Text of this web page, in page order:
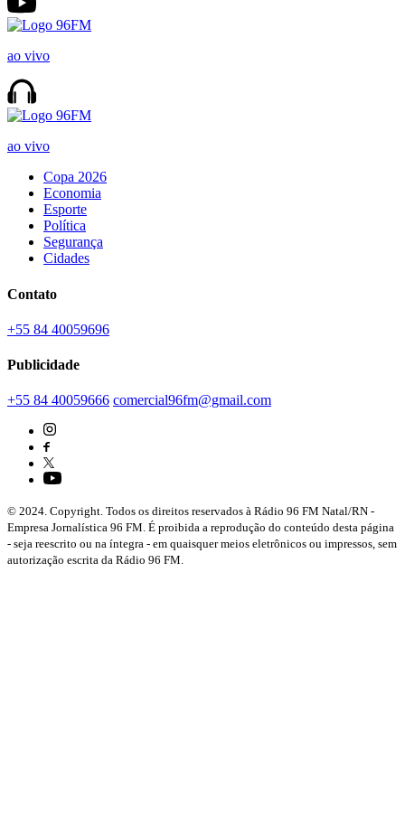
ao vivo
ao vivo
Copa 2026
Economia
Esporte
Política
Segurança
Cidades
Contato
+55 84 40059696
Publicidade
+55 84 40059666 comercial96fm@gmail.com
© 2024. Copyright. Todos os direitos reservados à Rádio 96 FM Natal/RN -
Empresa Jornalística 96 FM. É proibida a reprodução do conteúdo desta página
- seja reescrito ou na íntegra - em quaisquer meios eletrônicos ou impressos, sem
autorização escrita da Rádio 96 FM.